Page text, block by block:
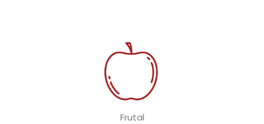
Frutal